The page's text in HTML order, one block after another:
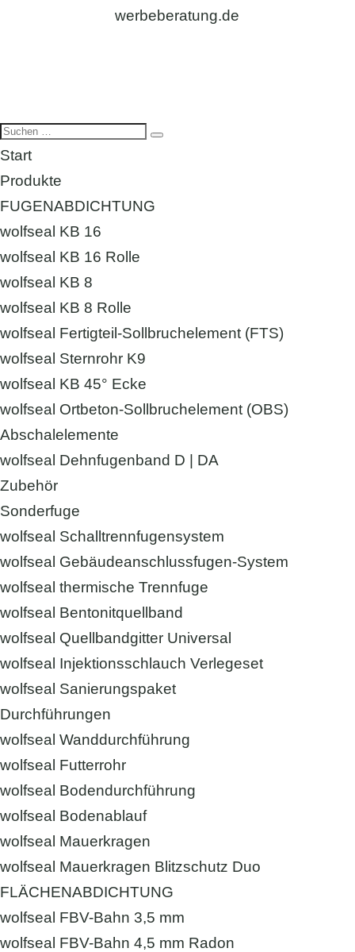
werbeberatung.de
Start
Produkte
FUGENABDICHTUNG
wolfseal KB 16
wolfseal KB 16 Rolle
wolfseal KB 8
wolfseal KB 8 Rolle
wolfseal Fertigteil-Sollbruchelement (FTS)
wolfseal Sternrohr K9
wolfseal KB 45° Ecke
wolfseal Ortbeton-Sollbruchelement (OBS)
Abschalelemente
wolfseal Dehnfugenband D | DA
Zubehör
Sonderfuge
wolfseal Schalltrennfugensystem
wolfseal Gebäudeanschlussfugen-System
wolfseal thermische Trennfuge
wolfseal Bentonitquellband
wolfseal Quellbandgitter Universal
wolfseal Injektionsschlauch Verlegeset
wolfseal Sanierungspaket
Durchführungen
wolfseal Wanddurchführung
wolfseal Futterrohr
wolfseal Bodendurchführung
wolfseal Bodenablauf
wolfseal Mauerkragen
wolfseal Mauerkragen Blitzschutz Duo
FLÄCHENABDICHTUNG
wolfseal FBV-Bahn 3,5 mm
wolfseal FBV-Bahn 4,5 mm Radon